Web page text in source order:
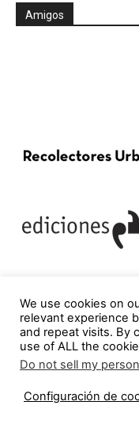
Amigos
We use cookies on
relevant experience
and repeat visits. By
use of ALL the
Do not sell my
Configuración de